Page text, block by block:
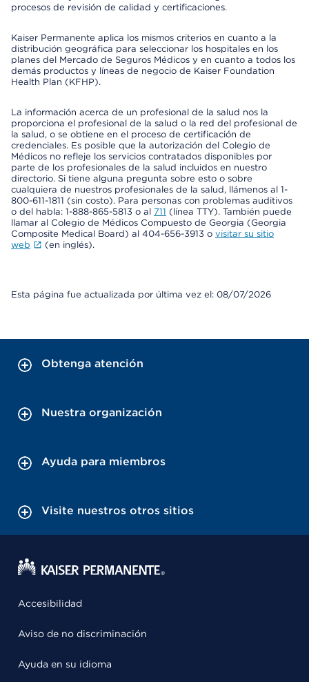
procesos de revisión de calidad y certificaciones.
Kaiser Permanente aplica los mismos criterios en cuanto a la
distribución geográfica para seleccionar los hospitales en los
planes del Mercado de Seguros Médicos y en cuanto a todos los
demás productos y líneas de negocio de Kaiser Foundation
Health Plan (KFHP).
La información acerca de un profesional de la salud nos la
proporciona el profesional de la salud o la red del profesional de
la salud, o se obtiene en el proceso de certificación de
credenciales. Es posible que la autorización del Colegio de
Médicos no refleje los servicios contratados disponibles por
parte de los profesionales de la salud incluidos en nuestro
directorio. Si tiene alguna pregunta sobre esto o sobre
cualquiera de nuestros profesionales de la salud, llámenos al 1-
800-611-1811 (sin costo). Para personas con problemas auditivos
o del habla: 1-888-865-5813 o al 711 (línea TTY). También puede
llamar al Colegio de Médicos Compuesto de Georgia (Georgia
Composite Medical Board) al 404-656-3913 o visitar su sitio
web
(en inglés).
Esta página fue actualizada por última vez el: 08/07/2026
Obtenga atención
Nuestra organización
Ayuda para miembros
Visite nuestros otros sitios
Accesibilidad
Aviso de no discriminación
Ayuda en su idioma